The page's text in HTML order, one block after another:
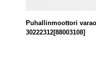
Puhallinmoottori
30222312[88003108]